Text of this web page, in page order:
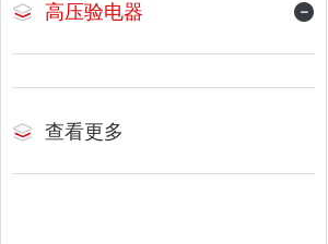
高压验电器
查看更多